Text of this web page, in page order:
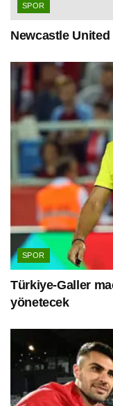
SPOR
Newcastle
SPOR
Türkiye-Galler
yönetecek